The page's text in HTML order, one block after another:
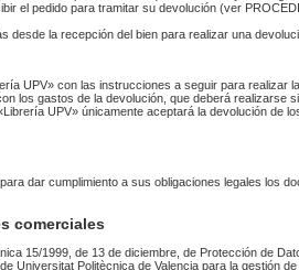
el pedido para tramitar su devolución (ver
desde la recepción del bien para realizar una
UPV» con las instrucciones a seguir para
los gastos de la devolución, que deberá
UPV» únicamente aceptará la devolución de
dar cumplimiento a sus obligaciones legales los
comerciales
15/1999, de 13 de diciembre, de Protección de
Universitat Politècnica de Valencia para la gestión